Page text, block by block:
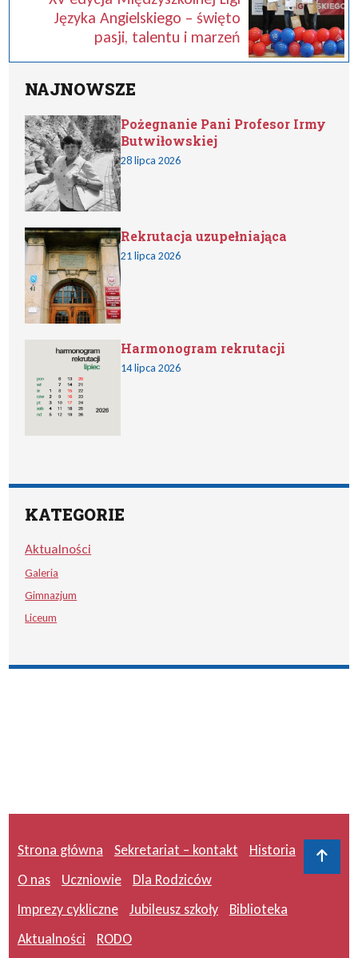
Języka Angielskiego – święto
pasji, talentu i marzeń
NAJNOWSZE
Pożegnanie Pani Profesor Irmy
Butwiłowskiej
28 lipca 2026
Rekrutacja uzupełniająca
21 lipca 2026
Harmonogram rekrutacji
14 lipca 2026
KATEGORIE
Aktualności
Galeria
Gimnazjum
Liceum
Strona główna Sekretariat – kontakt
Historia
O nas
Uczniowie
Dla Rodziców
Imprezy cykliczne
Jubileusz szkoły
Biblioteka
Aktualności
RODO
Do